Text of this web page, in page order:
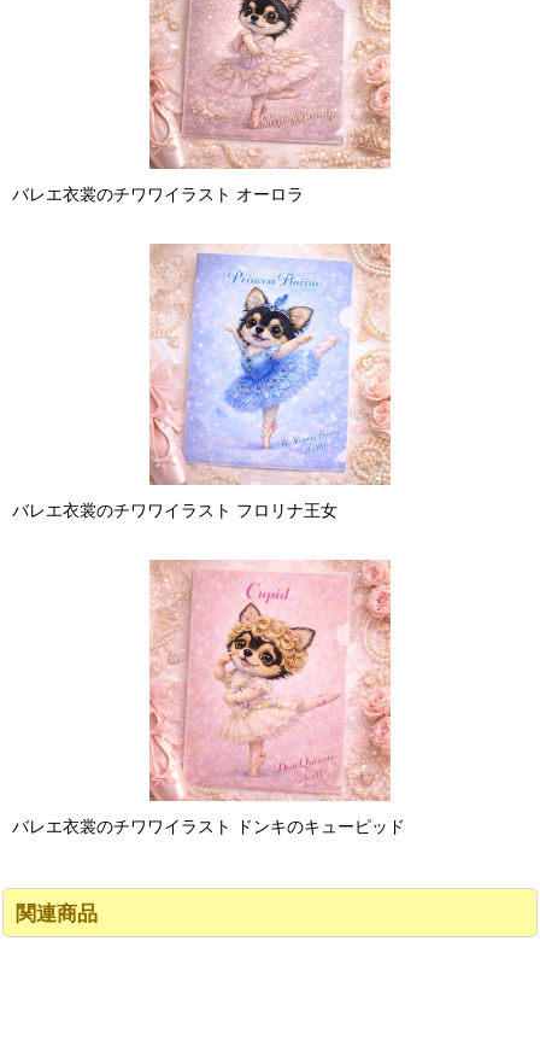
バレエ衣裳のチワワイラスト オーロラ
バレエ衣裳のチワワイラスト フロリナ王女
バレエ衣裳のチワワイラスト ドンキのキューピッド
関連商品